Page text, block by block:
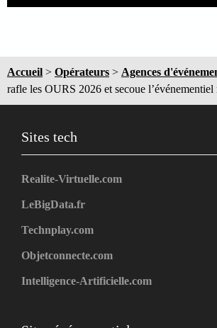
Accueil > Opérateurs > Agences
rafle les OURS 2026 et secoue l’événementiel
Sites tech
Realite-Virtuelle.com
LeBigData.fr
Technplay.com
Objetconnecte.com
Intelligence-Artificielle.com